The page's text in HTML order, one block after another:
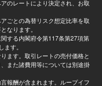
のレートにより決定され、お取
ごとの為替リスク想定比率を取
なります。
する内閣府令第117条第27項第
す。
ます。取引レートの売付価格と
また諸費用等については別途掛
報酬が含まれます。ループイフ